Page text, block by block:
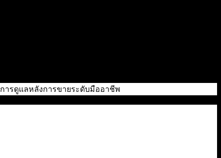
การดูแลหลังการขายระดับมืออาชีพ